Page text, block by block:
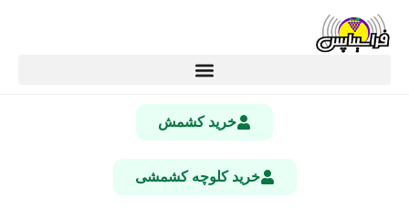
خرید کشمش
خرید کلوچه کشمشی